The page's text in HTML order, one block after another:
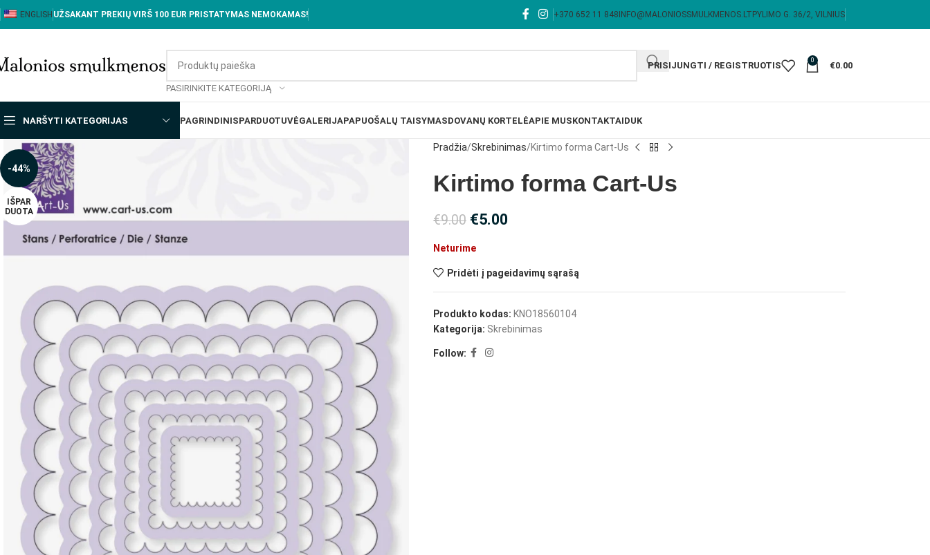
ENGLISH UŽSAKANT PREKIŲ VIRŠ 100 EUR PRISTATYMAS NEMOKAMAS! +370 652 11 848 INFO@MALONIOSSMULKMENOS.LT PYLIMO G. 36/2, VILNIUS
PASIRINKITE KATEGORIJĄ
PRISIJUNGTI / REGISTRUOTIS
0
€0.00
NARŠYTI KATEGORIJAS PAGRINDINISPARDUOTUVĖGALERIJAPAPUOŠALŲ TAISYMASDOVANŲ KORTELĖAPIE MUSKONTAKTAIDUK
-44%
IŠPAR
DUOTA
Pradžia Skrebinimas Kirtimo forma Cart-Us
Kirtimo forma Cart-Us
€9.00 €5.00
Neturime
Pridėti į pageidavimų sąrašą
Produkto kodas: KNO18560104
Kategorija: Skrebinimas
Follow: